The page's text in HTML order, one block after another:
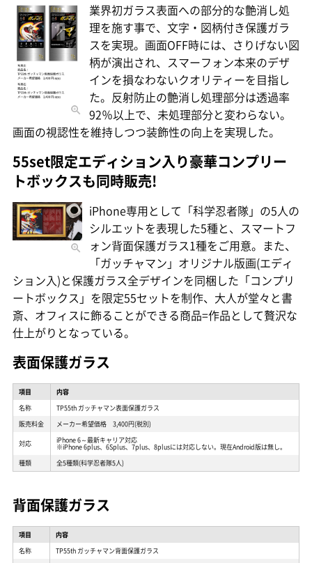
業界初ガラス表面への部分的な艶消し処
理を施す事で、文字・図柄付き保護ガラ
スを実現。画面OFF時には、さりげない図
柄が演出され、スマーフォン本来のデザ
インを損なわないクオリティーを目指し
た。反射防止の艶消し処理部分は透過率
92％以上で、未処理部分と変わらない。
画面の視認性を維持しつつ装飾性の向上を実現した。
55set限定エディション入り豪華コンプリー
トボックスも同時販売!
iPhone専用として「科学忍者隊」の5人の
シルエットを表現した5種と、スマートフ
ォン背面保護ガラス1種をご用意。また、
「ガッチャマン」オリジナル版画(エディ
ション入)と保護ガラス全デザインを同梱した「コンプリ
ートボックス」を限定55セットを制作、大人が堂々と書
斎、オフィスに飾ることができる商品=作品として贅沢な
仕上がりとなっている。
表面保護ガラス
項目
内容
名称
TP55th ガッチャマン表面保護ガラス
販売料金
メーカー希望価格 3,400円(税別)
対応 iPhone 6～最新キャリア対応
※iPhone 6plus、6Splus、7plus、8plusには対応しない。現在Android版は無し。
種類
全5種類(科学忍者隊5人)
背面保護ガラス
項目
内容
名称
TP55th ガッチャマン背面保護ガラス